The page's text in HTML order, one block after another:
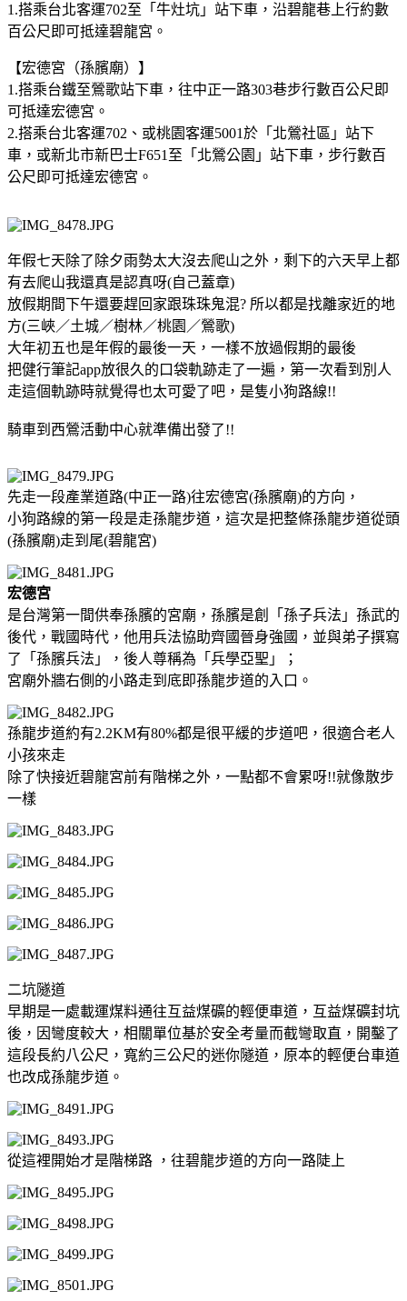
1.搭乘台北客運702至「牛灶坑」站下車，沿碧龍巷上行約數
百公尺即可抵達碧龍宮。
【宏德宮（孫臏廟）】
1.搭乘台鐵至鶯歌站下車，往中正一路303巷步行數百公尺即
可抵達宏德宮。
2.搭乘台北客運702、或桃園客運5001於「北鶯社區」站下
車，或新北市新巴士F651至「北鶯公園」站下車，步行數百
公尺即可抵達宏德宮。
年假七天除了除夕雨勢太大沒去爬山之外，剩下的六天早上都
有去爬山我還真是認真呀(自己蓋章)
放假期間下午還要趕回家跟珠珠鬼混? 所以都是找離家近的地
方(三峽／土城／樹林／桃園／鶯歌)
大年初五也是年假的最後一天，一樣不放過假期的最後
把健行筆記app放很久的口袋軌跡走了一遍，第一次看到別人
走這個軌跡時就覺得也太可愛了吧，是隻小狗路線!!
騎車到西鶯活動中心就準備出發了!!
先走一段產業道路(中正一路)往宏德宮(孫臏廟)的方向，
小狗路線的第一段是走孫龍步道，這次是把整條孫龍步道從頭
(孫臏廟)走到尾(碧龍宮)
宏德宮
是台灣第一間供奉孫臏的宮廟，孫臏是創「孫子兵法」孫武的
後代，戰國時代，他用兵法協助齊國晉身強國，並與弟子撰寫
了「孫臏兵法」，後人尊稱為「兵學亞聖」；
宮廟外牆右側的小路走到底即孫龍步道的入口。
孫龍步道約有2.2KM有80%都是很平緩的步道吧，很適合老人
小孩來走
除了快接近碧龍宮前有階梯之外，一點都不會累呀!!就像散步
一樣
二坑隧道
早期是一處載運煤料通往互益煤礦的輕便車道，互益煤礦封坑
後，因彎度較大，相關單位基於安全考量而截彎取直，開鑿了
這段長約八公尺，寬約三公尺的迷你隧道，原本的輕便台車道
也改成孫龍步道。
從這裡開始才是階梯路 ，往碧龍步道的方向一路陡上